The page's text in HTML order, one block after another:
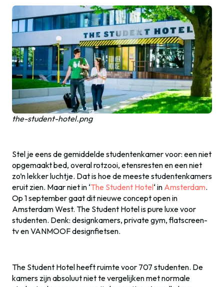
the-student-hotel.png
Stel je eens de gemiddelde studentenkamer voor: een niet
opgemaakt bed, overal rotzooi, etensresten en een niet
zo’n lekker luchtje. Dat is hoe de meeste studentenkamers
eruit zien. Maar niet in ‘The Student Hotel‘ in Amsterdam.
Op 1 september gaat dit nieuwe concept open in
Amsterdam West. The Student Hotel is pure luxe voor
studenten. Denk: designkamers, private gym, flatscreen-
tv en VANMOOF designfietsen.
The Student Hotel heeft ruimte voor 707 studenten. De
kamers zijn absoluut niet te vergelijken met normale